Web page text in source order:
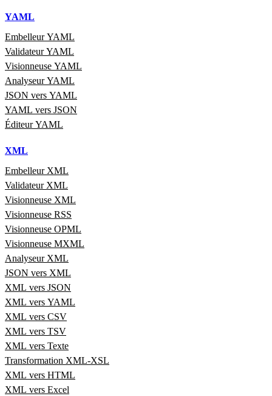
YAML
Embelleur YAML
Validateur YAML
Visionneuse YAML
Analyseur YAML
JSON vers YAML
YAML vers JSON
Éditeur YAML
XML
Embelleur XML
Validateur XML
Visionneuse XML
Visionneuse RSS
Visionneuse OPML
Visionneuse MXML
Analyseur XML
JSON vers XML
XML vers JSON
XML vers YAML
XML vers CSV
XML vers TSV
XML vers Texte
Transformation XML-XSL
XML vers HTML
XML vers Excel